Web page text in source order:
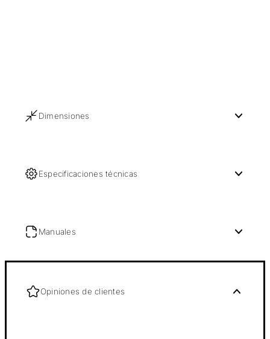
Dimensiones
Especificaciones técnicas
Manuales
Opiniones de clientes